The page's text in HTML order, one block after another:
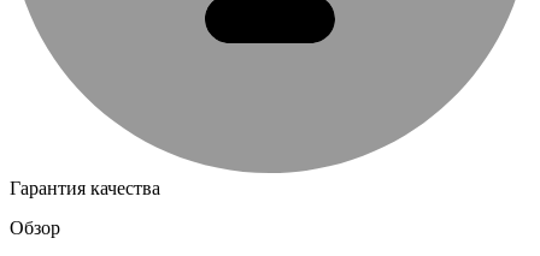
Гарантия качества
Обзор